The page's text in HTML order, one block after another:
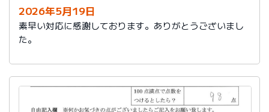
2026年5月19日
素早い対応に感謝しております。ありがとうございまし
た。